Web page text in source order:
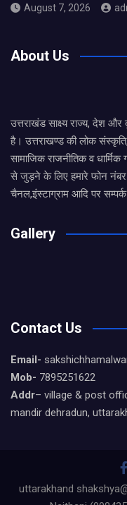
August 7, 2026
About Us
उत्तराखंड साक्ष्य राज्य, देश
है। उत्तराखण्ड की लोक
सामाजिक राजनीतिक व धार्मिक
से जुड़ने के लिए हमारे फोन
चैनल,इंस्टाग्राम आदि पर
Gallery
Contact Us
Email-
Mob- 7895251622
Addr– village & post
mandir dehradun,
uttarakhand